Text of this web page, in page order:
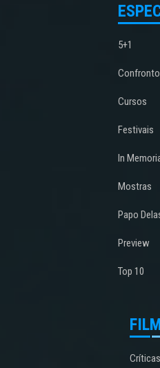
5+1
Confronto
Cursos
Festivais
In
Mostras
Papo
Preview
Top 10
Críticas